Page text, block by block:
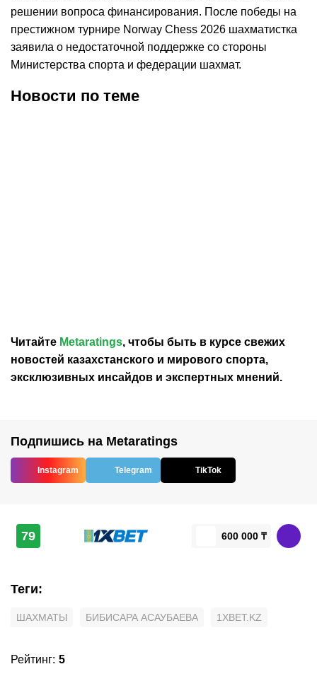
решении вопроса финансирования. После победы на
престижном турнире Norway Chess 2026 шахматистка
заявила о недостаточной поддержке со стороны
Министерства спорта и федерации шахмат.
Новости по теме
Читайте Metaratings, чтобы быть в курсе свежих
новостей казахстанского и мирового спорта,
эксклюзивных инсайдов и экспертных мнений.
Подпишись на Metaratings
Instagram Telegram TikTok
79 600 000 ₸
Теги:
ШАХМАТЫ БИБИСАРА АСАУБАЕВА 1XBET.KZ
Рейтинг: 5